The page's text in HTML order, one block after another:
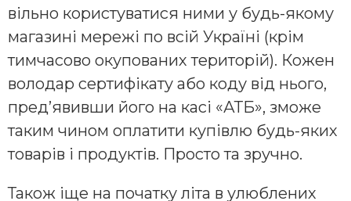
вільно користуватися ними у будь-якому
магазині мережі по всій Україні (крім
тимчасово окупованих територій). Кожен
володар сертифікату або коду від нього,
пред’явивши його на касі «АТБ», зможе
таким чином оплатити купівлю будь-яких
товарів і продуктів. Просто та зручно.
Також іще на початку літа в улюблених